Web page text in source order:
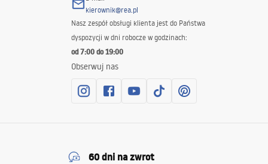
kierownik@rea.pl
Nasz zespół obsługi klienta jest do Państwa
dyspozycji w dni robocze w godzinach:
od 7:00 do 19:00
Obserwuj nas
60 dni na zwrot